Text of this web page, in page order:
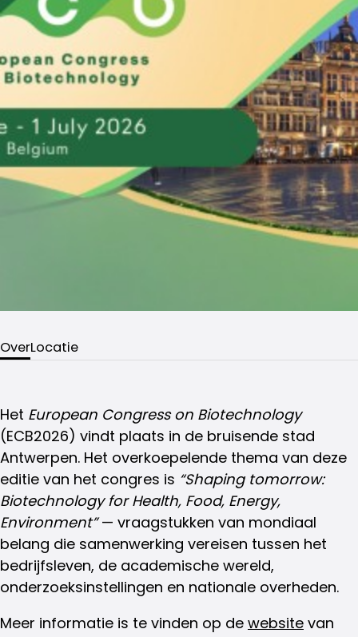
OverLocatie
Het European Congress on Biotechnology
(ECB2026) vindt plaats in de bruisende stad
Antwerpen. Het overkoepelende thema van deze
editie van het congres is “Shaping tomorrow:
Biotechnology for Health, Food, Energy,
Environment”— vraagstukken van mondiaal
belang die samenwerking vereisen tussen het
bedrijfsleven, de academische wereld,
onderzoeksinstellingen en nationale overheden.
Meer informatie is te vinden op de website van